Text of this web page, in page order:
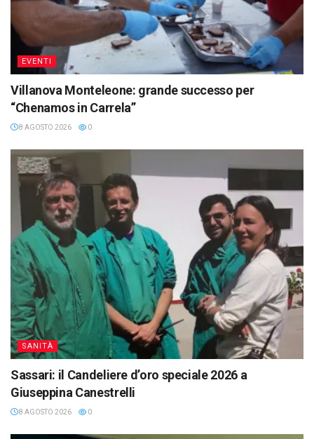
EVENTI
Villanova Monteleone: grande successo per
“Chenamos in Carrela”
8 AGOSTO 2026 0
SANITÀ
Sassari: il Candeliere d’oro speciale 2026 a
Giuseppina Canestrelli
8 AGOSTO 2026 0